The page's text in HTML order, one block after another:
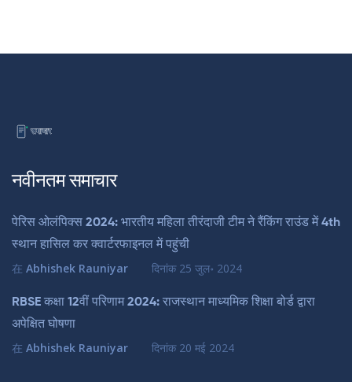
नवीनतम समाचार
पेरिस ओलंपिक्स 2024: भारतीय महिला तीरंदाजी टीम ने रैंकिंग राउंड में 4th
स्थान हासिल कर क्वार्टरफाइनल में पहुंची
在 Abhishek Rauniyar दिनांक 25 जुल॰ 2024
RBSE कक्षा 12वीं परिणाम 2024: राजस्थान माध्यमिक शिक्षा बोर्ड द्वारा
अपेक्षित घोषणा
在 Abhishek Rauniyar दिनांक 20 मई 2024